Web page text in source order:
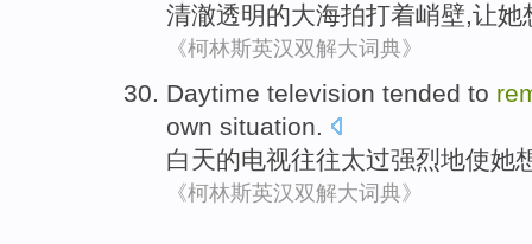
清澈透明的大海拍打着峭壁,让她
《柯林斯英汉双解大词典》
Daytime television tended to
own situation.
白天的电视往往太过强烈地使她
《柯林斯英汉双解大词典》